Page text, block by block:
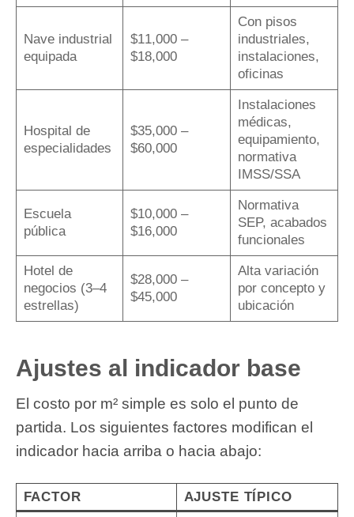
Nave industrial
equipada
$11,000 –
$18,000
Con pisos
industriales,
instalaciones,
oficinas
Hospital de
especialidades
$35,000 –
$60,000
Instalaciones
médicas,
equipamiento,
normativa
IMSS/SSA
Escuela
pública
$10,000 –
$16,000
Normativa
SEP, acabados
funcionales
Hotel de
negocios (3–4
estrellas)
$28,000 –
$45,000
Alta variación
por concepto y
ubicación
Ajustes al indicador base
El costo por m² simple es solo el punto de
partida. Los siguientes factores modifican el
indicador hacia arriba o hacia abajo:
FACTOR AJUSTE TÍPICO